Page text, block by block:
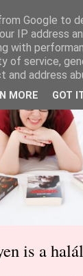
is a
Google to
IP address
with
of service,
address
MORE GOT